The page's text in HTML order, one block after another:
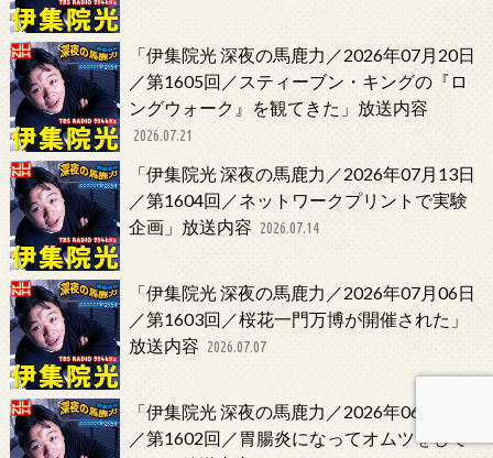
「伊集院光 深夜の馬鹿力／2026年07月20日
／第1605回／スティーブン・キングの『ロ
ングウォーク』を観てきた」放送内容
2026.07.21
「伊集院光 深夜の馬鹿力／2026年07月13日
／第1604回／ネットワークプリントで実験
企画」放送内容 2026.07.14
「伊集院光 深夜の馬鹿力／2026年07月06日
／第1603回／桜花一門万博が開催された」
放送内容 2026.07.07
「伊集院光 深夜の馬鹿力／2026年06月29日
／第1602回／胃腸炎になってオムツをして